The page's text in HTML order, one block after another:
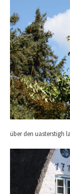
über den uasterstigh